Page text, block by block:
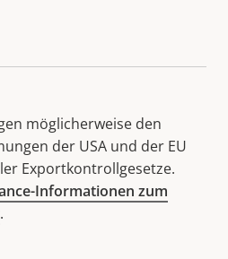
möglicherweise den
der USA und der EU
Exportkontrollgesetze.
Informationen zum
.